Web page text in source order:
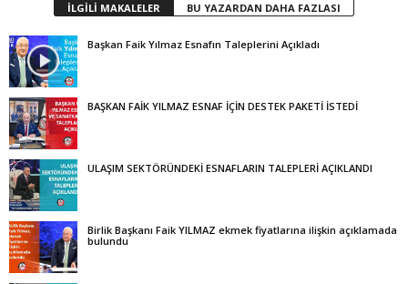
İLGİLİ MAKALELER BU YAZARDAN DAHA FAZLASI
Başkan Faik Yılmaz Esnafın Taleplerini Açıkladı
BAŞKAN FAİK YILMAZ ESNAF İÇİN DESTEK PAKETİ İSTEDİ
ULAŞIM SEKTÖRÜNDEKİ ESNAFLARIN TALEPLERİ AÇIKLANDI
Birlik Başkanı Faik YILMAZ ekmek fiyatlarına ilişkin açıklamada
bulundu